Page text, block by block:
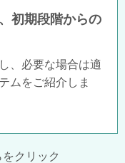
初期段階からの
、必要な場合は適
ムをご紹介しま
クリック